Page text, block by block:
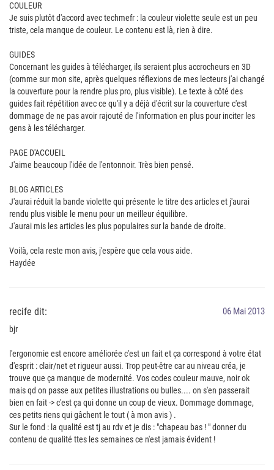
COULEUR
Je suis plutôt d'accord avec techmefr : la couleur violette seule est un peu
triste, cela manque de couleur. Le contenu est là, rien à dire.
GUIDES
Concernant les guides à télécharger, ils seraient plus accrocheurs en 3D
(comme sur mon site, après quelques réflexions de mes lecteurs j'ai changé
la couverture pour la rendre plus pro, plus visible). Le texte à côté des
guides fait répétition avec ce qu'il y a déjà d'écrit sur la couverture c'est
dommage de ne pas avoir rajouté de l'information en plus pour inciter les
gens à les télécharger.
PAGE D'ACCUEIL
J'aime beaucoup l'idée de l'entonnoir. Très bien pensé.
BLOG ARTICLES
J'aurai réduit la bande violette qui présente le titre des articles et j'aurai
rendu plus visible le menu pour un meilleur équilibre.
J'aurai mis les articles les plus populaires sur la bande de droite.
Voilà, cela reste mon avis, j'espère que cela vous aide.
Haydée
recife dit: 06 Mai 2013
bjr
l'ergonomie est encore améliorée c'est un fait et ça correspond à votre état
d'esprit : clair/net et rigueur aussi. Trop peut-être car au niveau créa, je
trouve que ça manque de modernité. Vos codes couleur mauve, noir ok
mais qd on passe aux petites illustrations ou bulles.... on s'en passerait
bien en fait -> c'est ça qui donne un coup de vieux. Dommage dommage,
ces petits riens qui gâchent le tout ( à mon avis ) .
Sur le fond : la qualité est tj au rdv et je dis : "chapeau bas ! " donner du
contenu de qualité ttes les semaines ce n'est jamais évident !